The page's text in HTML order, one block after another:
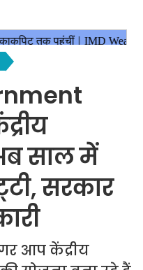
साल में
सरकार
आप केंद्रीय